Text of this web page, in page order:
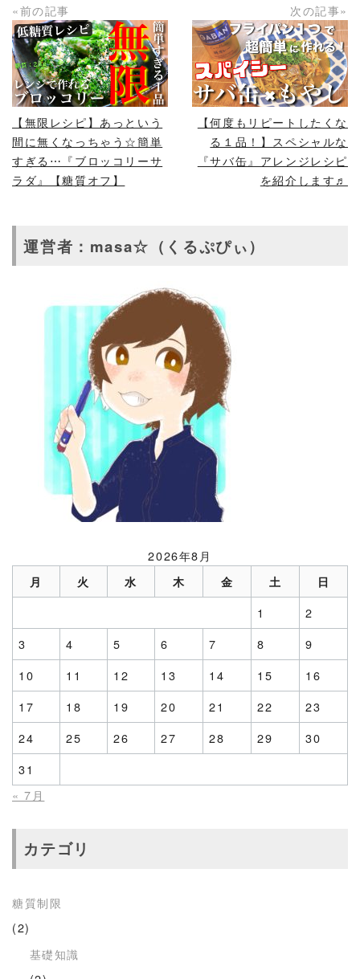
«前の記事
READ MORE
【無限レシピ】あっという
間に無くなっちゃう☆簡単
すぎる⋯『ブロッコリーサ
ラダ』【糖質オフ】
次の記事»
READ MORE
【何度もリピートしたくな
る１品！】スペシャルな
『サバ缶』アレンジレシピ
を紹介します♬
運営者：masa☆（くるぷぴぃ）
2026年8月
月 火 水 木 金 土 日
1
2
3
4 5 6 7 8
9
10
11 12 13 14 15
16
17
18 19 20 21 22
23
24
25 26 27 28 29
30
31
« 7月
カテゴリ
糖質制限
(2)
基礎知識